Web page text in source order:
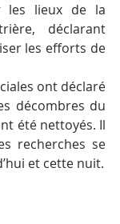
les lieux de la
déclarant
les efforts de
ont déclaré
décombres du
été nettoyés. Il
recherches se
et cette nuit.